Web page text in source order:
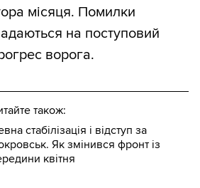
місяця. Помилки
на поступовий
ворога.
також:
стабілізація і відступ за
Як змінився фронт із
квітня